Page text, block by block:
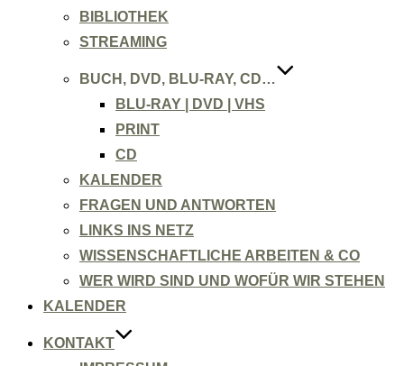
BIBLIOTHEK
STREAMING
BUCH, DVD, BLU-RAY, CD…
BLU-RAY | DVD | VHS
PRINT
CD
KALENDER
FRAGEN UND ANTWORTEN
LINKS INS NETZ
WISSENSCHAFTLICHE ARBEITEN & CO
WER WIRD SIND UND WOFÜR WIR STEHEN
KALENDER
KONTAKT